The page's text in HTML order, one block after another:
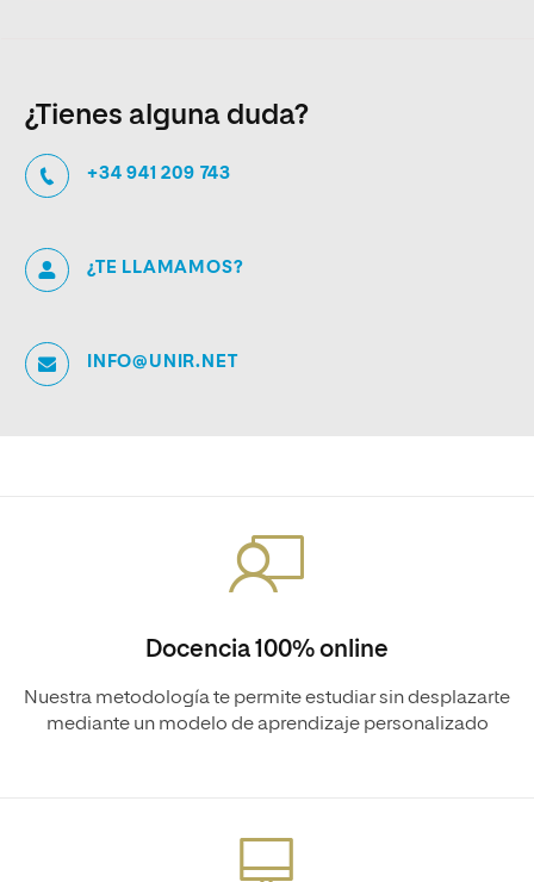
¿Tienes alguna duda?
+34 941 209 743
¿TE LLAMAMOS?
INFO@UNIR.NET
Docencia 100% online
Nuestra metodología te permite estudiar sin desplazarte
mediante un modelo de aprendizaje personalizado